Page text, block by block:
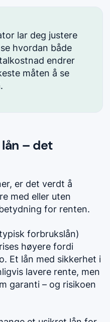
lar deg justere
hvordan både
endrer
måten å se
– det
er det verdt å
med eller uten
for renten.
forbrukslån)
høyere fordi
Et lån med sikkerhet i
lavere rente, men
garanti – og risikoen